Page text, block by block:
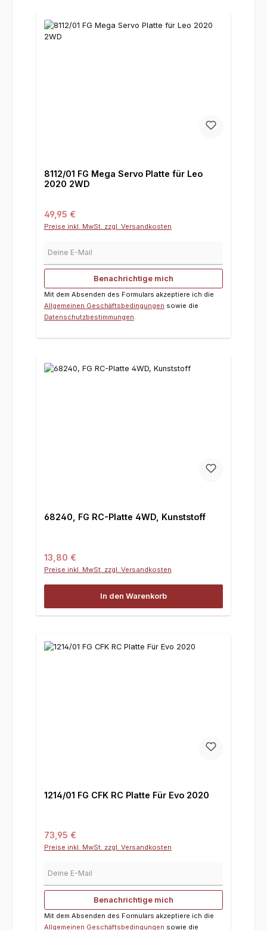
8112/01 FG Mega Servo Platte für Leo
2020 2WD
Regulärer Preis:
49,95 €
Preise inkl. MwSt. zzgl. Versandkosten
Benachrichtige mich
Mit dem Absenden des Formulars akzeptiere ich die
Allgemeinen Geschäftsbedingungen sowie die
Datenschutzbestimmungen.
68240, FG RC-Platte 4WD, Kunststoff
Regulärer Preis:
13,80 €
Preise inkl. MwSt. zzgl. Versandkosten
In den Warenkorb
1214/01 FG CFK RC Platte Für Evo 2020
Regulärer Preis:
73,95 €
Preise inkl. MwSt. zzgl. Versandkosten
Benachrichtige mich
Mit dem Absenden des Formulars akzeptiere ich die
Allgemeinen Geschäftsbedingungen sowie die